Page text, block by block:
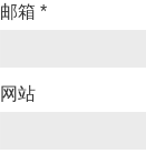
邮箱 *
网站